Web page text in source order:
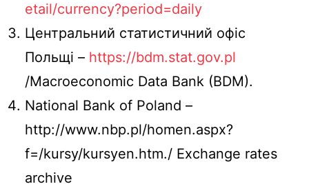
etail/currency?period=daily
Центральний статистичний офіс
Польщі – https://bdm.stat.gov.pl
/Macroeconomic Data Bank (BDM).
National Bank of Poland –
http://www.nbp.pl/homen.aspx?
f=/kursy/kursyen.htm./ Exchange rates
archive